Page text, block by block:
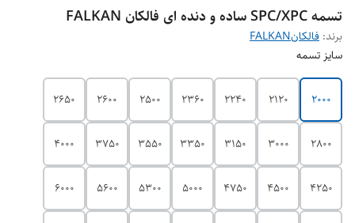
تسمه SPC/XPC ساده و دنده ای فالکان FALKAN
برند: فالکانFALKAN
سایز تسمه
2000
2120
2240
2360
2500
2600
2650
2800
3000
3150
3350
3550
3750
4000
4250
4500
4750
5000
5300
5600
6000